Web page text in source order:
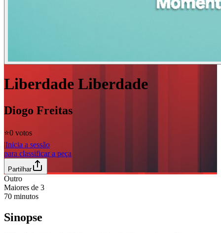
Liberdade Liberdade
Diogo Freitas
⭐️0 votos
|Inicia a sessão
para classificar a peça
Partilhar
Outro
Maiores de 3
70 minutos
Sinopse